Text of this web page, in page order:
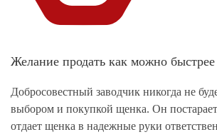
Желание продать как можно быстрее
Добросовестный заводчик никогда не
выбором и покупкой щенка. Он
отдает щенка в надежные руки